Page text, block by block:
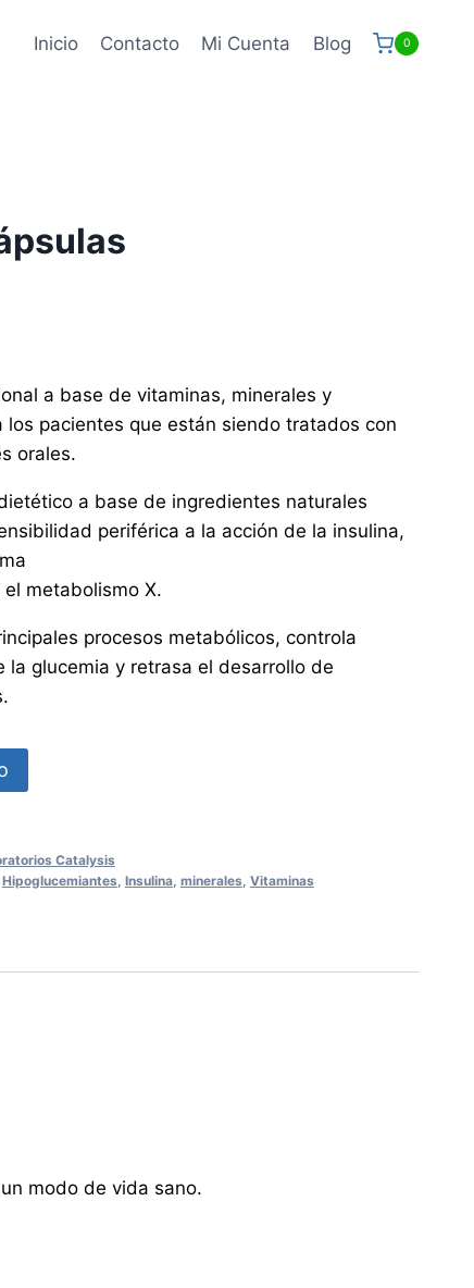
Inicio Contacto Mi Cuenta Blog 0
a base de vitaminas, minerales y
pacientes que están siendo tratados con
orales.
a base de ingredientes naturales
periférica a la acción de la insulina,
metabolismo X.
procesos metabólicos, controla
la glucemia y retrasa el desarrollo de
Catalysis
Hipoglucemiantes Insulina, minerales Vitaminas
modo de vida sano.